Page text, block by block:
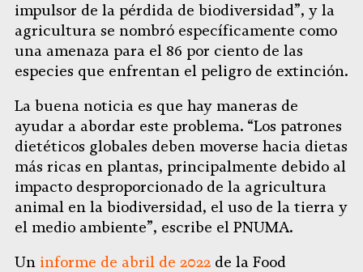
impulsor de la pérdida de biodiversidad”, y la
agricultura se nombró específicamente como
una amenaza para el 86 por ciento de las
especies que enfrentan el peligro de extinción.
La buena noticia es que hay maneras de
ayudar a abordar este problema. “Los patrones
dietéticos globales deben moverse hacia dietas
más ricas en plantas, principalmente debido al
impacto desproporcionado de la agricultura
animal en la biodiversidad, el uso de la tierra y
el medio ambiente”, escribe el PNUMA.
Un informe de abril de 2022 de la Food